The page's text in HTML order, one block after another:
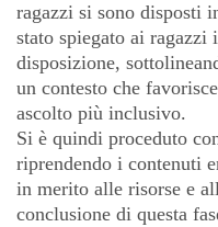
archivio
ragazzi si sono disposti
stato spiegato ai
disposizione,
un contesto che
ascolto più inclusivo.
Si è quindi proceduto
riprendendo i contenuti
in merito alle risorse e
conclusione di questa